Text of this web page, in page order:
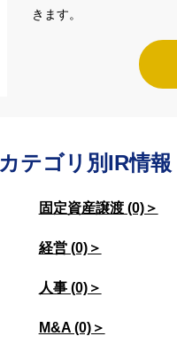
きます。
カテゴリ別IR情報
固定資産譲渡 (0)＞
経営 (0)＞
人事 (0)＞
M&A (0)＞